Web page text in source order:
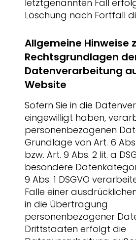
letztgenannten Fall
Löschung nach Fortfall
Allgemeine Hinweise
Rechtsgrundlagen
Datenverarbeitung
Website
Sofern Sie in die
eingewilligt haben,
personenbezogenen
Grundlage von Art. 6 Abs.
bzw. Art. 9 Abs. 2 lit. a
besondere
9 Abs. 1 DSGVO
Falle einer
in die Übertragung
personenbezogener
Drittstaaten erfolgt die